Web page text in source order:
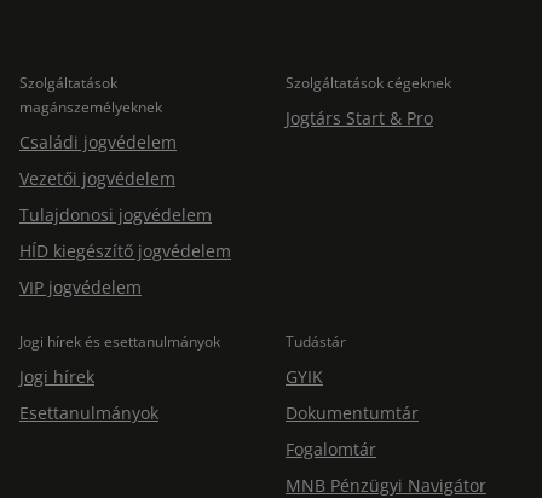
Szolgáltatások
magánszemélyeknek
Családi jogvédelem
Vezetői jogvédelem
Tulajdonosi jogvédelem
HÍD kiegészítő jogvédelem
VIP jogvédelem
Szolgáltatások cégeknek
Jogtárs Start & Pro
Jogi hírek és esettanulmányok
Jogi hírek
Esettanulmányok
Tudástár
GYIK
Dokumentumtár
Fogalomtár
MNB Pénzügyi Navigátor